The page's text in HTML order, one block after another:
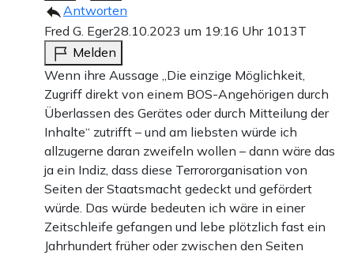
Antworten
Fred G. Eger28.10.2023 um 19:16 Uhr 1013T
Melden
Wenn ihre Aussage „Die einzige Möglichkeit,
Zugriff direkt von einem BOS-Angehörigen durch
Überlassen des Gerätes oder durch Mitteilung der
Inhalte“ zutrifft – und am liebsten würde ich
allzugerne daran zweifeln wollen – dann wäre das
ja ein Indiz, dass diese Terrororganisation von
Seiten der Staatsmacht gedeckt und gefördert
würde. Das würde bedeuten ich wäre in einer
Zeitschleife gefangen und lebe plötzlich fast ein
Jahrhundert früher oder zwischen den Seiten